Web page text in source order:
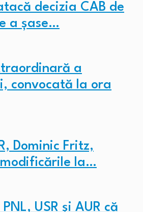
decizia CAB de
a șase…
a
convocată la ora
Dominic Fritz,
la…
PNL, USR și AUR că